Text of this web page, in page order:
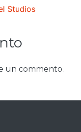
Studios
un commento.